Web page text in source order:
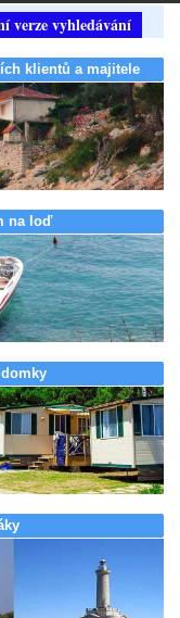
verze vyhledávání
klientů a majitele
na loď